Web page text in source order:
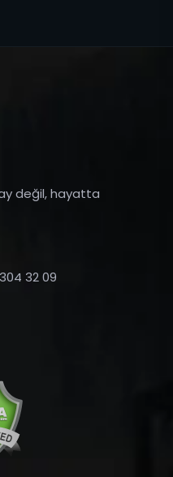
değil, hayatta
32 09